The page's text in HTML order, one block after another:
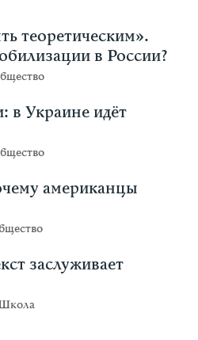
теоретическим».
в России?
в Украине идёт
американцы
заслуживает